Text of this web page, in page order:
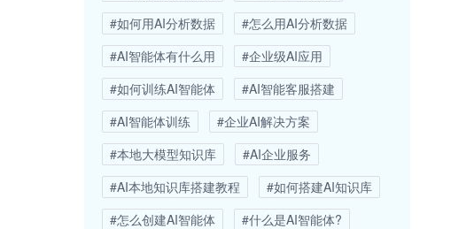
#如何用AI分析数据
#怎么用AI分析数据
#AI智能体有什么用
#企业级AI应用
#如何训练AI智能体
#AI智能客服搭建
#AI智能体训练
#企业AI解决方案
#本地大模型知识库
#AI企业服务
#AI本地知识库搭建教程
#如何搭建AI知识库
#怎么创建AI智能体
#什么是AI智能体?